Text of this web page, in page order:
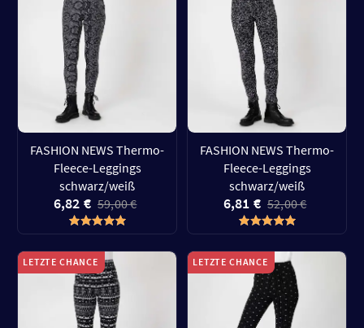
FASHION NEWS Thermo-
Fleece-Leggings
schwarz/weiß
6,82 € 59,00 €
FASHION NEWS Thermo-
Fleece-Leggings
schwarz/weiß
6,81 € 52,00 €
LETZTE CHANCE LETZTE CHANCE